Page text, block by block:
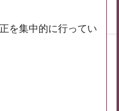
を集中的に行ってい